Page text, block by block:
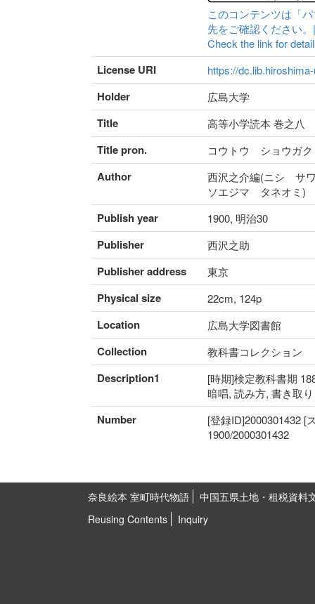
このコンテンツは「
先をご確認ください
Check the link for
License URI https://
Holder 広島大学
Title 高等小学読本 巻之八
Title pron. コウトウ ショウガ
Author
西沢之介編(ニシ サ
ソエジマ タネオミ)
Publish year 1900, 明治30
Publisher 西沢之助
Publisher address 東京
Physical size 22cm, 124p
Location 広島大学図書館
Collection 教科書コレクション
Description1
[時期]検定教科書期
暗唱, 読み方, 書き取
Number
[登録ID]2000301432 [
1900/2000301432
奈良絵本 室町時代物語
中国五県土地・租税資料
Reusing Contents
Inquiry